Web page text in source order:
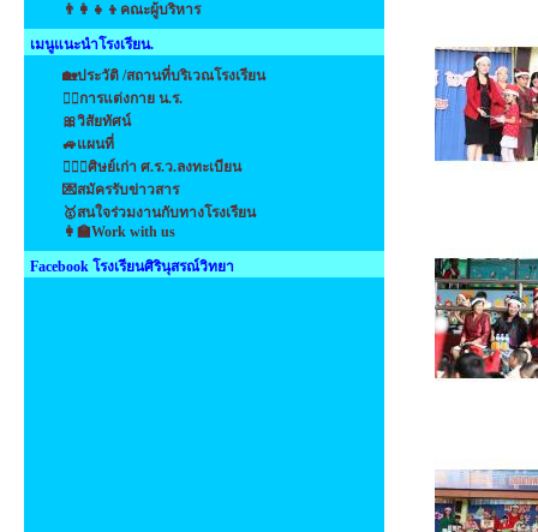
👨‍👩‍👧‍👦คณะผู้บริหาร
เมนูแนะนำโรงเรียน.
🏡ประวัติ /สถานที่บริเวณโรงเรียน
👩‍⚕️การแต่งกาย น.ร.
🎀วิสัยทัศน์
🚙แผนที่
👩‍❤️‍👩ศิษย์เก่า ศ.ร.ว.ลงทะเบียน
💌สมัครรับข่าวสาร
🥇สนใจร่วมงานกับทางโรงเรียน
👩‍🏫Work with us
Facebook โรงเรียนศิรินุสรณ์วิทยา